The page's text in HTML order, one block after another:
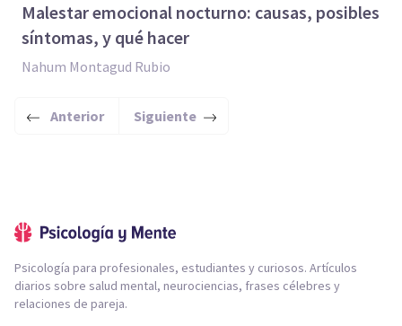
Malestar emocional nocturno: causas, posibles
síntomas, y qué hacer
Nahum Montagud Rubio
Anterior Siguiente
Psicología para profesionales, estudiantes y curiosos. Artículos
diarios sobre salud mental, neurociencias, frases célebres y
relaciones de pareja.